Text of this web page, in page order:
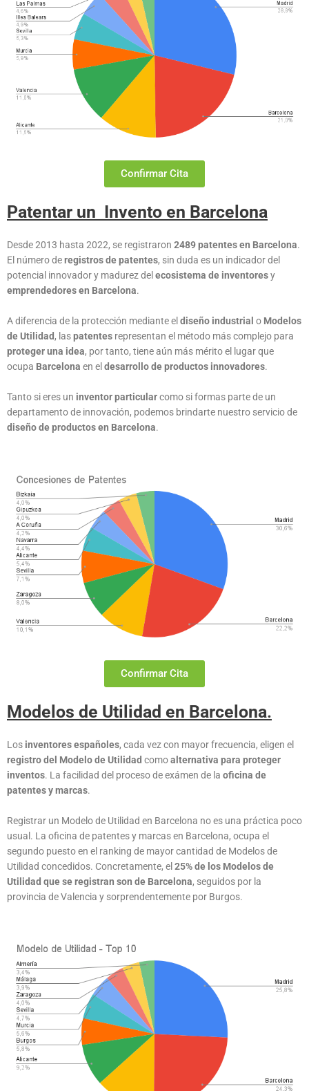
Confirmar Cita
Patentar un Invento en Barcelona
Desde 2013 hasta 2022, se registraron 2489 patentes en Barcelona.
El número deregistros de patentes, sin duda es un indicador del
potencial innovador y madurez del ecosistema de inventoresy
emprendedores en Barcelona.
A diferencia de la protección mediante el diseño industrial o Modelos
de Utilidad , laspatentes representan el método más complejo para
proteger una idea, por tanto, tiene aún más mérito el lugar que
ocupa Barcelona en el desarrollo de productos innovadores.
Tanto si eres un inventor particularcomo si formas parte de un
departamento de innovación, podemos brindarte nuestro servicio de
diseño de productos en Barcelona.
Confirmar Cita
Modelos de Utilidad en Barcelona.
Los inventores españoles, cada vez con mayor frecuencia, eligen el
registro del Modelo de Utilidad comoalternativa para proteger
inventos. La facilidad del proceso de exámen de la oficina de
patentes y marcas.
Registrar un Modelo de Utilidad en Barcelona no es una práctica poco
usual. La oficina de patentes y marcas en Barcelona, ocupa el
segundo puesto en el ranking de mayor cantidad de Modelos de
Utilidad concedidos. Concretamente, el 25% de los Modelos de
Utilidad que se registran son de Barcelona, seguidos por la
provincia de Valencia y sorprendentemente por Burgos.